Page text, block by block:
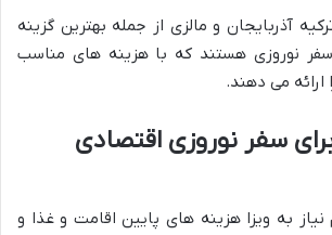
آذربایجان و مالزی از جمله بهترین گزینه
نوروزی هستند که با هزینه های مناسب
ارائه می دهند.
سفر نوروزی اقتصادی
نیاز به ویزا هزینه های پایین اقامت و غذا و